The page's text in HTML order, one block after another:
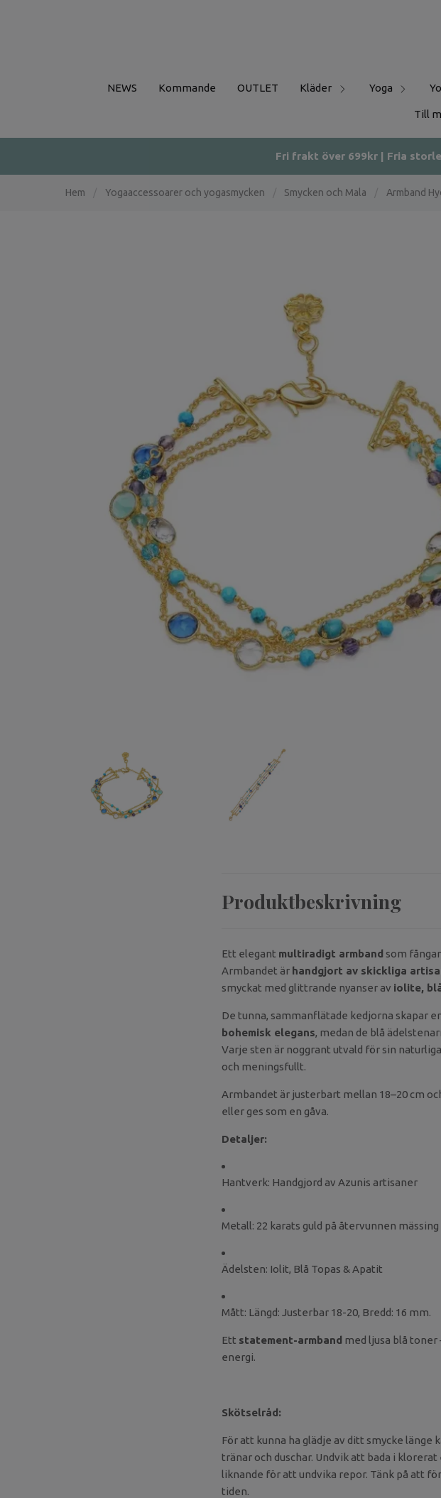
NEWS Kommande OUTLET Kläder Yoga
Till
Fri frakt över 699kr | Fria
Hem Yogaaccessoarer och yogasmycken Smycken och Mala Armband
Produktbeskrivning
Ett elegant multiradigt armband som
Armbandet är handgjort av skickliga
smyckat med glittrande nyanser av iolite,
De tunna, sammanflätade kedjorna skapar
bohemisk elegans, medan de blå
Varje sten är noggrant utvald för sin
och meningsfullt.
Armbandet är justerbart mellan 18–20 cm
eller ges som en gåva.
Detaljer:
Hantverk: Handgjord av Azunis artisaner
Metall: 22 karats guld på återvunnen mässing
Ädelsten: Iolit, Blå Topas & Apatit
Mått: Längd: Justerbar 18-20, Bredd: 16 mm.
Ett statement-armband med ljusa blå
energi.
Skötselråd:
För att kunna ha glädje av ditt smycke länge
tränar och duschar. Undvik att bada i
liknande för att undvika repor. Tänk på att
tiden.